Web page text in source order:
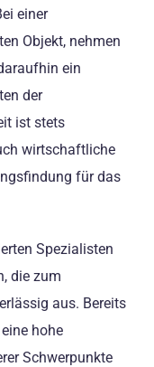
einer
Objekt, nehmen
ein
der
ist stets
wirtschaftliche
für das
Spezialisten
die zum
aus. Bereits
hohe
Schwerpunkte